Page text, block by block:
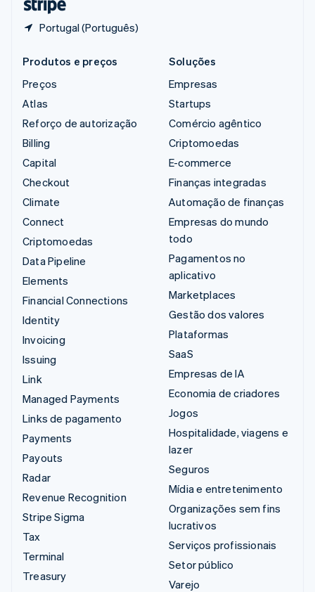
Portugal (Português)
Produtos e preços
Preços
Atlas
Reforço de autorização
Billing
Capital
Checkout
Climate
Connect
Criptomoedas
Data Pipeline
Elements
Financial Connections
Identity
Invoicing
Issuing
Link
Managed Payments
Links de pagamento
Payments
Payouts
Radar
Revenue Recognition
Stripe Sigma
Tax
Terminal
Treasury
Soluções
Empresas
Startups
Comércio agêntico
Criptomoedas
E-commerce
Finanças integradas
Automação de finanças
Empresas do mundo
todo
Pagamentos no
aplicativo
Marketplaces
Gestão dos valores
Plataformas
SaaS
Empresas de IA
Economia de criadores
Jogos
Hospitalidade, viagens e
lazer
Seguros
Mídia e entretenimento
Organizações sem fins
lucrativos
Serviços profissionais
Setor público
Varejo